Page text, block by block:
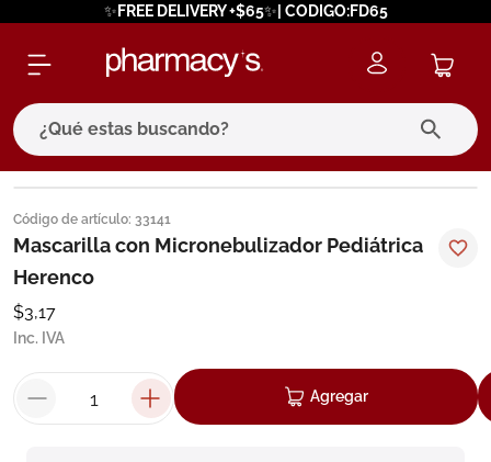
✨FREE DELIVERY +$65✨| CODIGO:FD65
¿Qué estas buscando?
Código de artículo: 33141
Mascarilla con Micronebulizador Pediátrica
Herenco
$3,17
Inc. IVA
Agregar
términos más buscados
1. eucerin
2. protector solar
3
cerave